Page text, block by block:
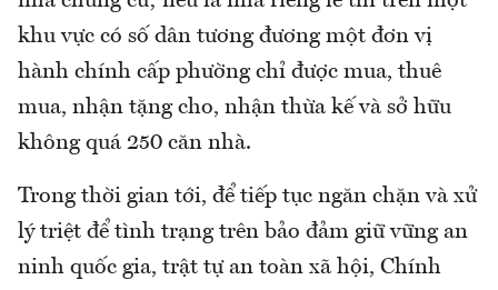
khu vực có số dân tương đương một đơn vị
hành chính cấp phường chỉ được mua, thuê
mua, nhận tặng cho, nhận thừa kế và sở hữu
không quá 250 căn nhà.
Trong thời gian tới, để tiếp tục ngăn chặn và xử
lý triệt để tình trạng trên bảo đảm giữ vững an
ninh quốc gia, trật tự an toàn xã hội, Chính